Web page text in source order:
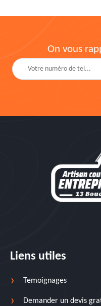
On vous
Liens utiles
Temoignages
Demander un devis